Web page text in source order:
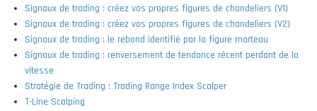
Signaux de trading : créez vos propres figures de chandeliers (V1)
Signaux de trading : créez vos propres figures de chandeliers (V2)
Signaux de trading : le rebond identifié par la figure marteau
Signaux de trading : renversement de tendance récent perdant de la
vitesse
Stratégie de Trading : Trading Range Index Scalper
T-Line Scalping